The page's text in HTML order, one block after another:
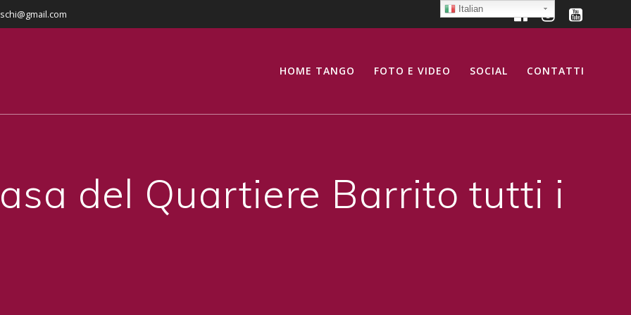
HOME TANGO FOTO E VIDEO SOCIAL CONTATTI
del Quartiere Barrito tutti i
Italian